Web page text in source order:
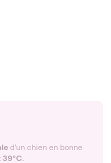
d'un chien en bonne
39°C.